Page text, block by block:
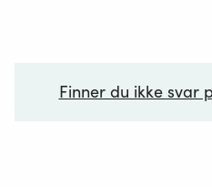
Finner du ikke svar